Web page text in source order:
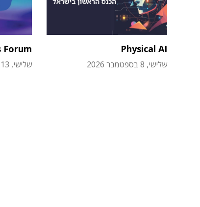
Physical AI
שלישי, 8 בספטמבר 2026
Forum
שלישי, 13 באוקטובר 2026